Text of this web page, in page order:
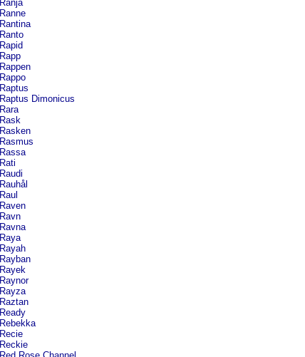
Ranja
Ranne
Rantina
Ranto
Rapid
Rapp
Rappen
Rappo
Raptus
Raptus Dimonicus
Rara
Rask
Rasken
Rasmus
Rassa
Rati
Raudi
Rauhål
Raul
Raven
Ravn
Ravna
Raya
Rayah
Rayban
Rayek
Raynor
Rayza
Raztan
Ready
Rebekka
Recie
Reckie